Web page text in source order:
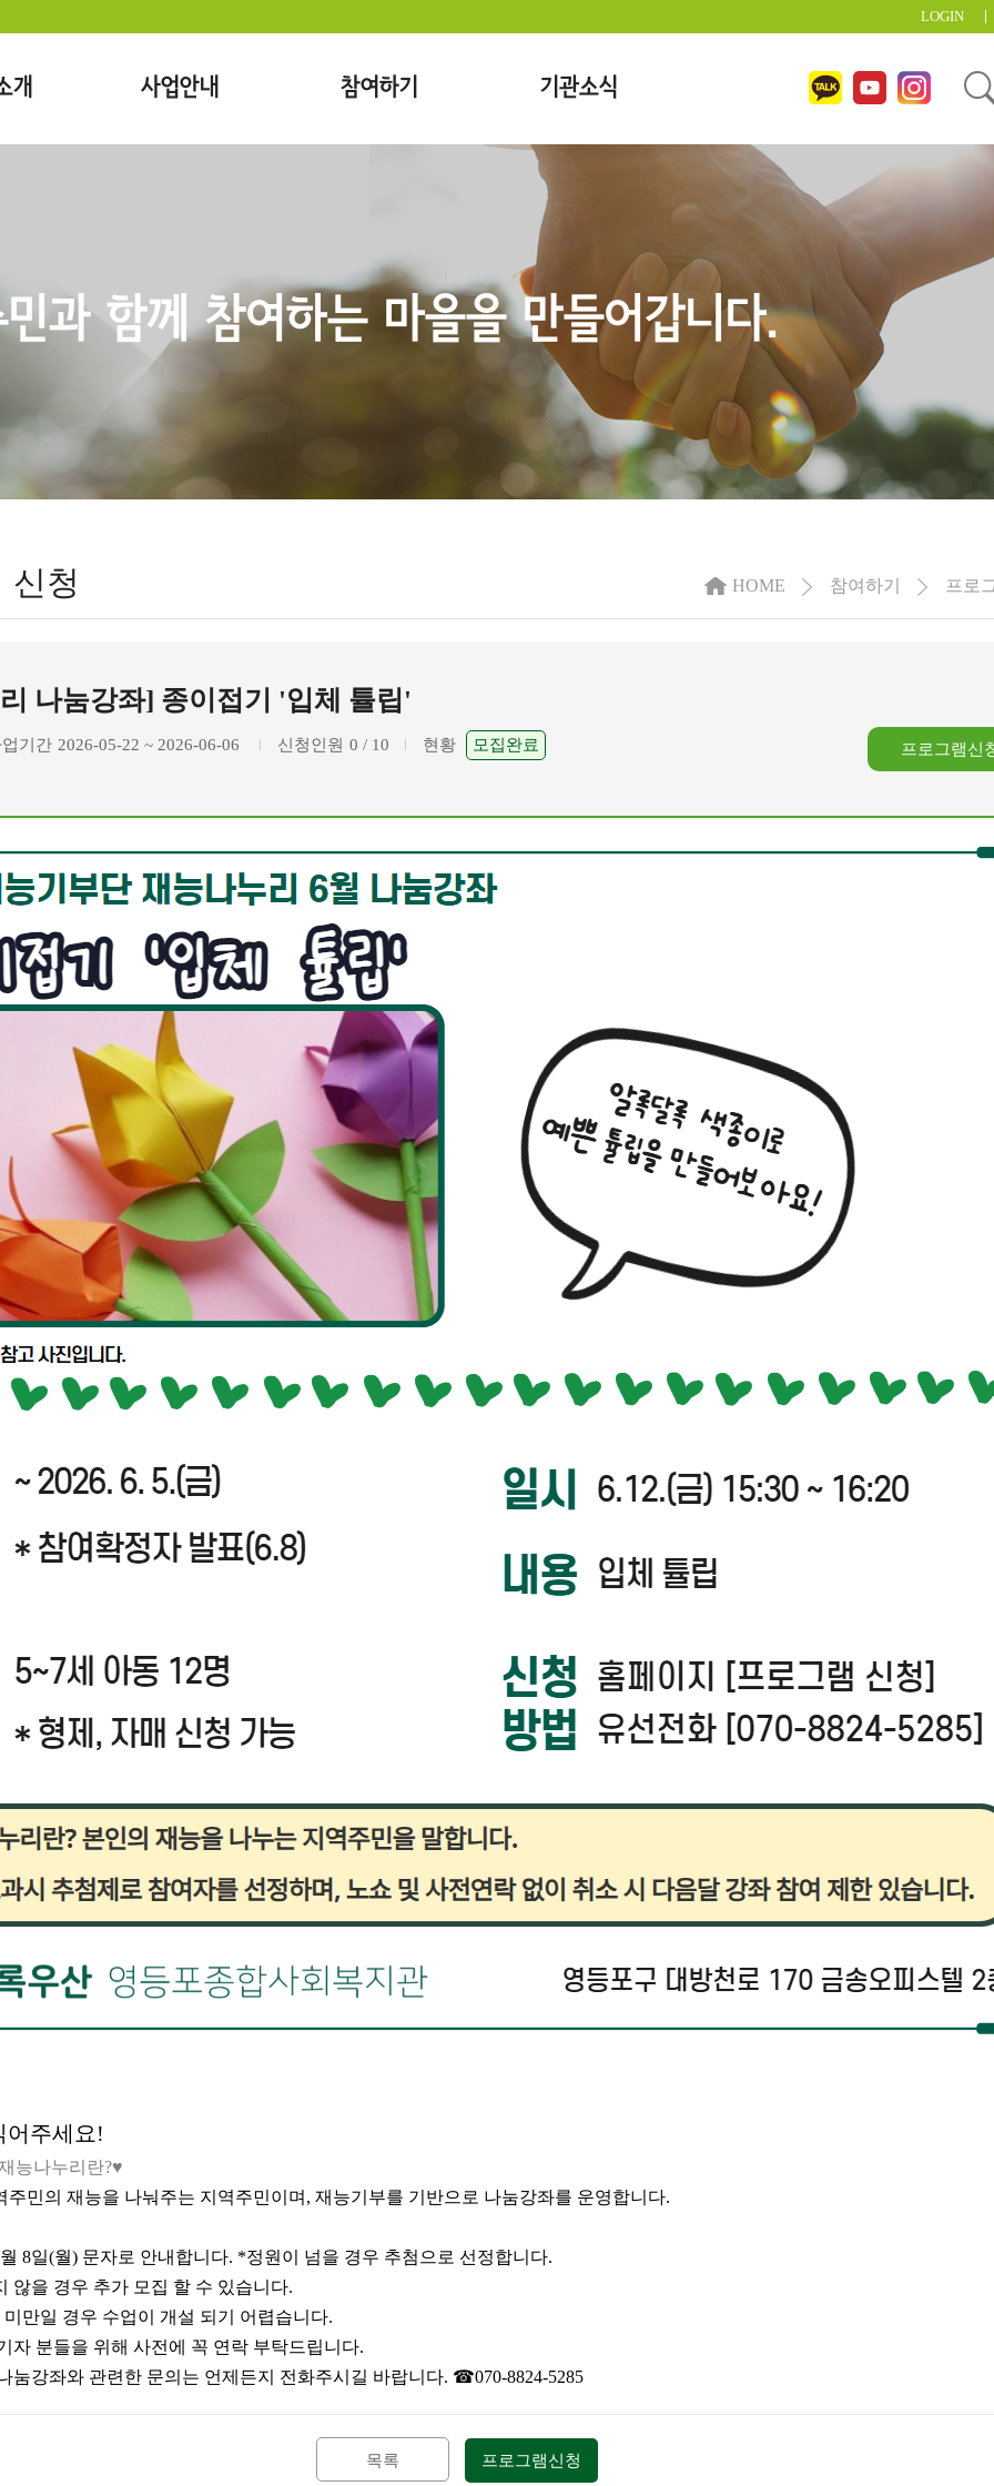
LOGIN
개 사업안내 참여하기 기관소식
과 함께 참여하는 마을을 만들어갑니다.
신청 HOME 참여하기 프로
나눔강좌] 종이접기 '입체 튤립'
기간 2026-05-22 ~ 2026-06-06 신청인원 0 / 10 현황 모집완료 프로그램신
어주세요 !
능나누리란?♥
주민의 재능을 나눠주는 지역주민이며 , 재능기부를 기반으로 나눔강좌를 운영합니다.
월 8일(월) 문자로 안내합니다. *정원이 넘을 경우 추첨으로 선정합니다.
않을 경우 추가 모집 할 수 있습니다.
미만일 경우 수업이 개설 되기 어렵습니다.
자 분들을 위해 사전에 꼭 연락 부탁드립니다.
눔강좌와 관련한 문의는 언제든지 전화주시길 바랍니다. ☎070-8824-5285
목록 프로그램신청